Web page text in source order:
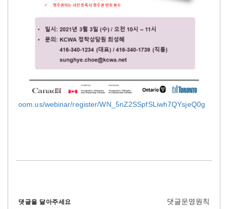
oom.us/webinar/register/WN_5nZ2SSpfSLiwh7QYsjeQ0g
댓글을 달아주세요 댓글운영원칙